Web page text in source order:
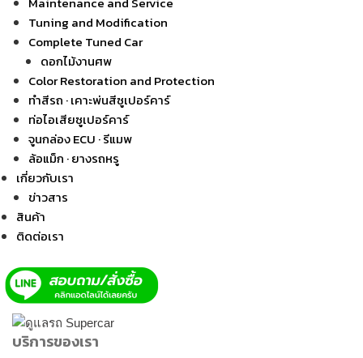
Tuning and Modification
Complete Tuned Car
ดอกไม้งานศพ
Color Restoration and Protection
ทำสีรถ · เคาะพ่นสีซูเปอร์คาร์
ท่อไอเสียซูเปอร์คาร์
จูนกล่อง ECU · รีแมพ
ล้อแม็ก · ยางรถหรู
เกี่ยวกับเรา
ข่าวสาร
สินค้า
ติดต่อเรา
บริการของเรา